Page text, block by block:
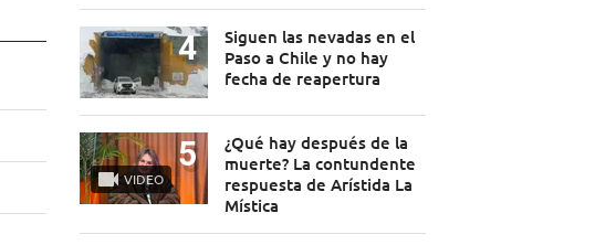
Siguen las nevadas en el
Paso a Chile y no hay
fecha de reapertura
VIDEO
¿Qué hay después de la
muerte? La contundente
respuesta de Arístida La
Mística